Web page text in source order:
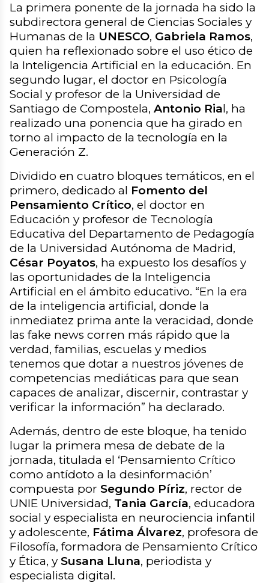
La primera ponente de la jornada ha sido la
subdirectora general de Ciencias Sociales y
Humanas de la UNESCO, Gabriela Ramos,
quien ha reflexionado sobre el uso ético de
la Inteligencia Artificial en la educación. En
segundo lugar, el doctor en Psicología
Social y profesor de la Universidad de
Santiago de Compostela, Antonio Rial, ha
realizado una ponencia que ha girado en
torno al impacto de la tecnología en la
Generación Z.
Dividido en cuatro bloques temáticos, en el
primero, dedicado al Fomento del
Pensamiento Crítico, el doctor en
Educación y profesor de Tecnología
Educativa del Departamento de Pedagogía
de la Universidad Autónoma de Madrid,
César Poyatos, ha expuesto los desafíos y
las oportunidades de la Inteligencia
Artificial en el ámbito educativo. “En la era
de la inteligencia artificial, donde la
inmediatez prima ante la veracidad, donde
las fake news corren más rápido que la
verdad, familias, escuelas y medios
tenemos que dotar a nuestros jóvenes de
competencias mediáticas para que sean
capaces de analizar, discernir, contrastar y
verificar la información” ha declarado.
Además, dentro de este bloque, ha tenido
lugar la primera mesa de debate de la
jornada, titulada el ‘Pensamiento Crítico
como antídoto a la desinformación’
compuesta por Segundo Píriz, rector de
UNIE Universidad, Tania García, educadora
social y especialista en neurociencia infantil
y adolescente, Fátima Álvarez, profesora de
Filosofía, formadora de Pensamiento Crítico
y Ética, y Susana Lluna, periodista y
especialista digital.